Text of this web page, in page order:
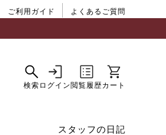
ご利用ガイド よくあるご質問
スタッフの日記